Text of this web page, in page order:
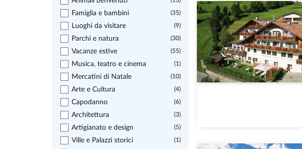
Famiglia e bambini (35)
Luoghi da visitare (9)
Parchi e natura (30)
Vacanze estive (55)
Musica, teatro e cinema (1)
Mercatini di Natale (10)
Arte e Cultura (4)
Capodanno (6)
Architettura (3)
Artigianato e design (5)
Ville e Palazzi storici (1)